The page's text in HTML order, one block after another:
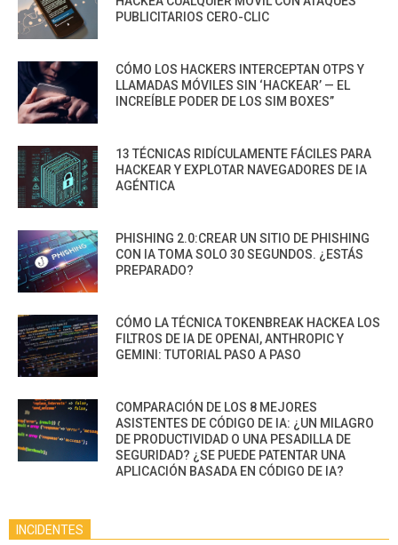
PUBLICITARIOS CERO-CLIC
CÓMO LOS HACKERS INTERCEPTAN OTPS Y
LLAMADAS MÓVILES SIN ‘HACKEAR’ — EL
INCREÍBLE PODER DE LOS SIM BOXES”
13 TÉCNICAS RIDÍCULAMENTE FÁCILES PARA
HACKEAR Y EXPLOTAR NAVEGADORES DE IA
AGÉNTICA
PHISHING 2.0:CREAR UN SITIO DE PHISHING
CON IA TOMA SOLO 30 SEGUNDOS. ¿ESTÁS
PREPARADO?
CÓMO LA TÉCNICA TOKENBREAK HACKEA LOS
FILTROS DE IA DE OPENAI, ANTHROPIC Y
GEMINI: TUTORIAL PASO A PASO
COMPARACIÓN DE LOS 8 MEJORES
ASISTENTES DE CÓDIGO DE IA: ¿UN MILAGRO
DE PRODUCTIVIDAD O UNA PESADILLA DE
SEGURIDAD? ¿SE PUEDE PATENTAR UNA
APLICACIÓN BASADA EN CÓDIGO DE IA?
INCIDENTES